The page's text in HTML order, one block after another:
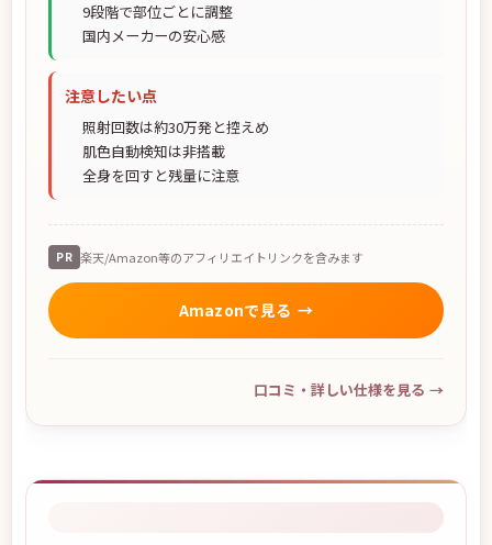
9段階で部位ごとに調整
国内メーカーの安心感
注意したい点
照射回数は約30万発と控えめ
肌色自動検知は非搭載
全身を回すと残量に注意
PR 楽天/Amazon等のアフィリエイトリンクを含みます
Amazonで見る
口コミ・詳しい仕様を見る →